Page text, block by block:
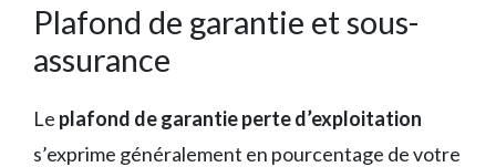
Plafond de garantie et sous-
assurance
Le plafond de garantie perte d’exploitation
s’exprime généralement en pourcentage de votre